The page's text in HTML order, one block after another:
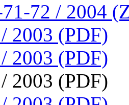
72 / 2004
2003 (PDF)
2003 (PDF)
2003 (PDF)